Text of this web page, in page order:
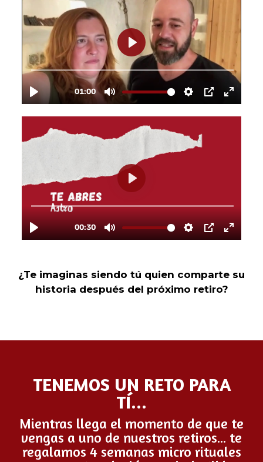
¿Te imaginas siendo tú quien comparte su
historia después del próximo retiro?
TENEMOS UN RETO PARA
TÍ...
Mientras llega el momento de que te
vengas a uno de nuestros retiros... te
regalamos 4 semanas micro rituales